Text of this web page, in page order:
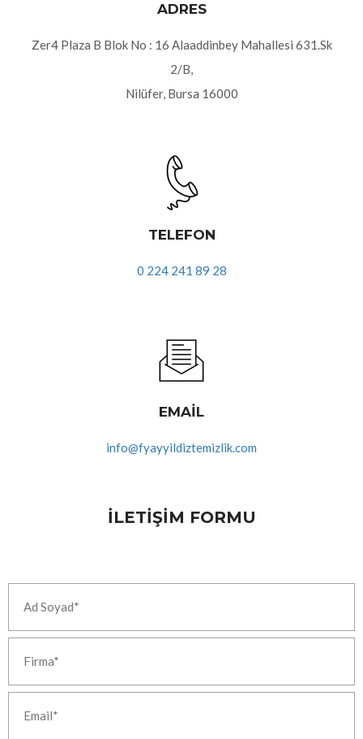
ADRES
Zer4 Plaza B Blok No : 16 Alaaddinbey Mahallesi 631.Sk
2/B,
Nilüfer, Bursa 16000
TELEFON
0 224 241 89 28
EMAIL
info@fyayyildiztemizlik.com
İLETIŞIM FORMU